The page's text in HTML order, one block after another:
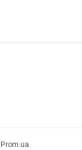
Prom.ua